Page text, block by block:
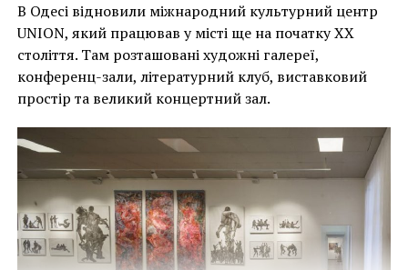
Хулігани, які намагалися зафарбувати мурал, злодії,
які відколювали зафарбовані фрагменти, щоб
продати їх у Facebook, тріщини в стіні та члени
окружної ради – це лише деякі з неприємностей, з
якими довелося зіткнутися Куттсам. Після крадіжки
їм довелося за власний кошт найняти охоронця,
який би наглядав за муралом вночі.
Єдиний вихід, кажуть Куттси, – це зняти 22-тонну
фреску, а для цього за останній місяць довелося
“зміцнити її 12 шарами смоли, скловолокна і
п’ятьма тоннами сталі, а також використовувати 40-
Хант Слонем “Thunderbunny”, 2022
В Одесі відновили міжнародний культурний центр
UNION, який працював у місті ще на початку XX
століття. Там розташовані художні галереї,
конференц-зали, літературний клуб, виставковий
простір та великий концертний зал.